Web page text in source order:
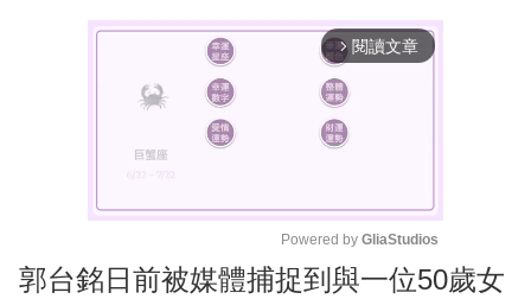
arrow_forward_ios 閱讀文章
M
Powered by GliaStudios
郭台銘日前被媒體捕捉到與一位50歲女